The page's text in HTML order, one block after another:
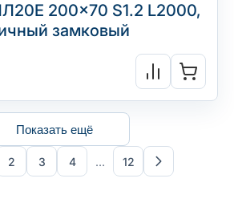
200×70 S1.2 L2000,
замковый
Показать ещё
2 3 4 … 12